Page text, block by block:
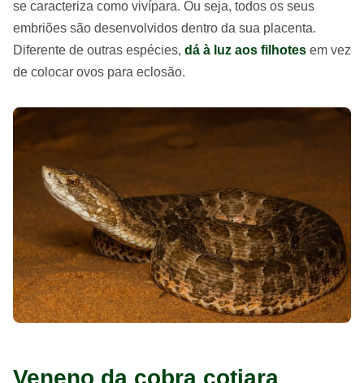
se caracteriza como vivípara. Ou seja, todos os seus
embriões são desenvolvidos dentro da sua placenta.
Diferente de outras espécies, dá à luz aos filhotes em vez
de colocar ovos para eclosão.
Veneno da cobra cotiara